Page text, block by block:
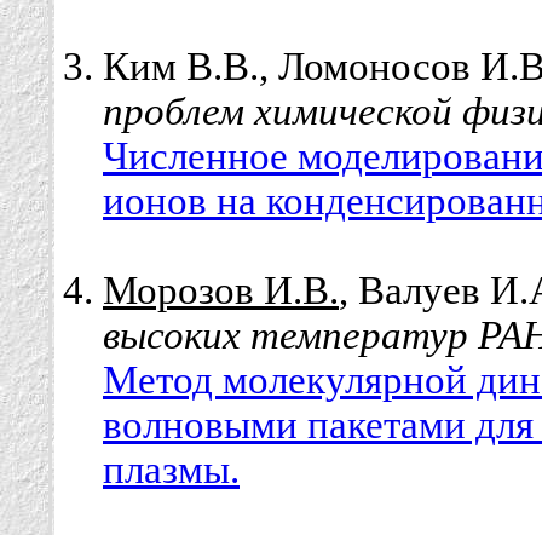
Ким В.В., Ломоносов
проблем химической
Численное
ионов на
Морозов И.В., Валуев
высоких температур
Метод молекулярной
волновыми пакетами
плазмы.